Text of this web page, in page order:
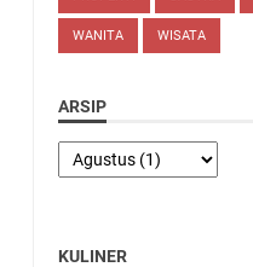
WANITA WISATA
ARSIP
KULINER